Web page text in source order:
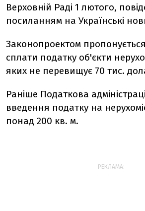
Верховній Раді 1 лютого,
посиланням на Українські
Законопроектом пропонується
сплати податку об'єкти
яких не перевищує 70 тис.
Раніше Податкова
введення податку на
понад 200 кв. м.
РЕКЛАМА: